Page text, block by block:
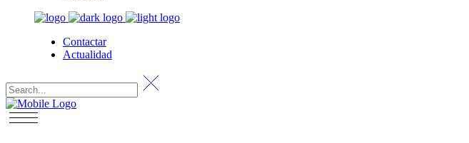
Contactar
Actualidad